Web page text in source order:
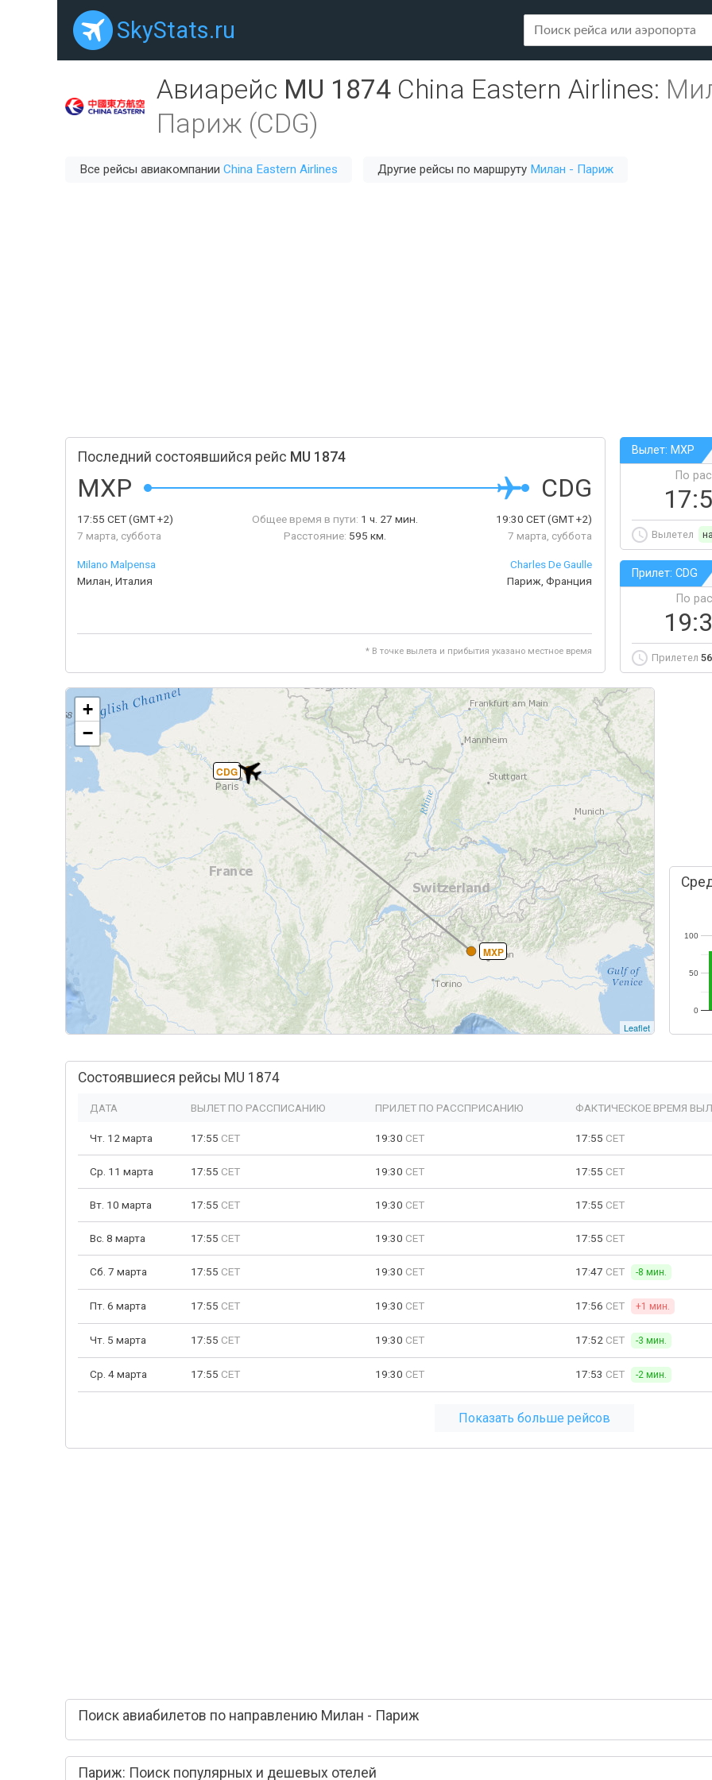
SkyStats.ru
Авиарейс MU 1874 China Eastern Airlines:
Париж (CDG)
Все рейсы авиакомпании China Eastern Airlines Другие рейсы по маршруту Милан - Париж
Последний состоявшийся рейс MU 1874
MXP CDG
17:55 CET(GMT +2)
7 марта, суббота
Общее время в пути: 1 ч. 27 мин.
Расстояние: 595 км.
19:30CET(GMT +2)
7 марта, суббота
Milano Malpensa
Милан, Италия
Charles De Gaulle
Париж, Франция
* В точке вылета и прибытия указано местное время
Вылет: MXP
По
Вылетел
Прилет: CDG
По
Прилетел
MXP
CDG
+
−
Leaflet
0
50
100
Состоявшиеся рейсы MU 1874
ДАТА ВЫЛЕТ ПО РАССПИСАНИЮ ПРИЛЕТ ПО РАССПРИСАНИЮ ФАКТИЧЕСКОЕ ВРЕМЯ
Чт. 12 марта 17:55 CET 19:30 CET 17:55 CET
Ср. 11 марта 17:55 CET 19:30 CET 17:55 CET
Вт. 10 марта 17:55 CET 19:30 CET 17:55 CET
Вс. 8 марта 17:55 CET 19:30 CET 17:55 CET
Сб. 7 марта 17:55 CET 19:30 CET 17:47 CET -8 мин.
Пт. 6 марта 17:55 CET 19:30 CET 17:56 CET +1 мин.
Чт. 5 марта 17:55 CET 19:30 CET 17:52 CET -3 мин.
Ср. 4 марта 17:55 CET 19:30 CET 17:53 CET -2 мин.
Показать больше рейсов
Поиск авиабилетов по направлению Милан - Париж
Париж: Поиск популярных и дешевых отелей